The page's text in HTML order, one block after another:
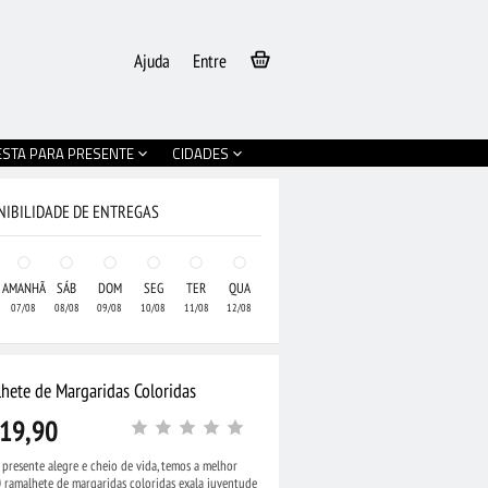
Entre
Ajuda
PARA PRESENTE CIDADES
Buquê de Flores do
DE ENTREGAS
AMANHÃ
07/08
SÁB
08/08
DOM
09/08
SEG
10/08
TER
11/08
QUA
12/08
de Margaridas Coloridas
alegre e cheio de vida, temos a melhor
ramalhete de margaridas coloridas exala juventude